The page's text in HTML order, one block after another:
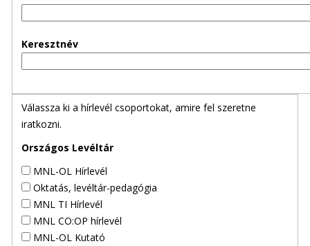
Keresztnév
Válassza ki a hírlevél csoportokat, amire fel szeretne
iratkozni.
Országos Levéltár
MNL-OL Hírlevél
Oktatás, levéltár-pedagógia
MNL TI Hírlevél
MNL CO:OP hírlevél
MNL-OL Kutató